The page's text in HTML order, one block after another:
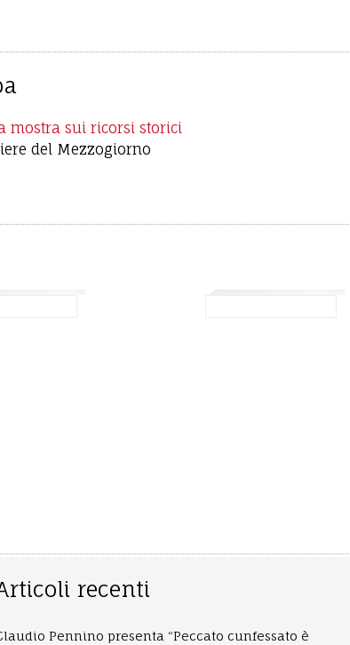
mostra sui ricorsi storici
del Mezzogiorno
recenti
Pennino presenta “Peccato cunfessato è